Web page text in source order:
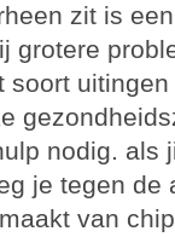
zit is
grotere
nodig. als
je tegen de
van